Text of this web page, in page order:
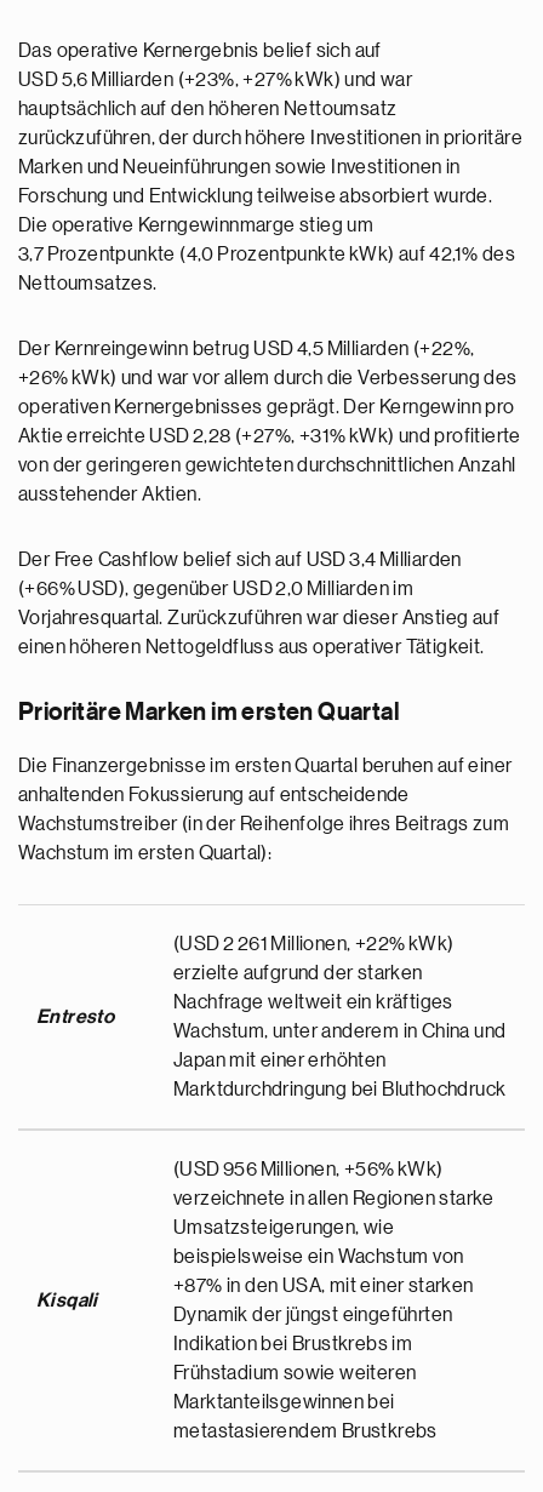
Das operative Kernergebnis belief sich auf
USD 5,6 Milliarden (+23%, +27% kWk) und war
hauptsächlich auf den höheren Nettoumsatz
zurückzuführen, der durch höhere Investitionen in prioritäre
Marken und Neueinführungen sowie Investitionen in
Forschung und Entwicklung teilweise absorbiert wurde.
Die operative Kerngewinnmarge stieg um
3,7 Prozentpunkte (4,0 Prozentpunkte kWk) auf 42,1% des
Nettoumsatzes.
Der Kernreingewinn betrug USD 4,5 Milliarden (+22%,
+26% kWk) und war vor allem durch die Verbesserung des
operativen Kernergebnisses geprägt. Der Kerngewinn pro
Aktie erreichte USD 2,28 (+27%, +31% kWk) und profitierte
von der geringeren gewichteten durchschnittlichen Anzahl
ausstehender Aktien.
Der Free Cashflow belief sich auf USD 3,4 Milliarden
(+66% USD), gegenüber USD 2,0 Milliarden im
Vorjahresquartal. Zurückzuführen war dieser Anstieg auf
einen höheren Nettogeldfluss aus operativer Tätigkeit.
Prioritäre Marken im ersten Quartal
Die Finanzergebnisse im ersten Quartal beruhen auf einer
anhaltenden Fokussierung auf entscheidende
Wachstumstreiber (in der Reihenfolge ihres Beitrags zum
Wachstum im ersten Quartal):
Entresto
(USD 2 261 Millionen, +22% kWk)
erzielte aufgrund der starken
Nachfrage weltweit ein kräftiges
Wachstum, unter anderem in China und
Japan mit einer erhöhten
Marktdurchdringung bei Bluthochdruck
Kisqali
(USD 956 Millionen, +56% kWk)
verzeichnete in allen Regionen starke
Umsatzsteigerungen, wie
beispielsweise ein Wachstum von
+87% in den USA, mit einer starken
Dynamik der jüngst eingeführten
Indikation bei Brustkrebs im
Frühstadium sowie weiteren
Marktanteilsgewinnen bei
metastasierendem Brustkrebs